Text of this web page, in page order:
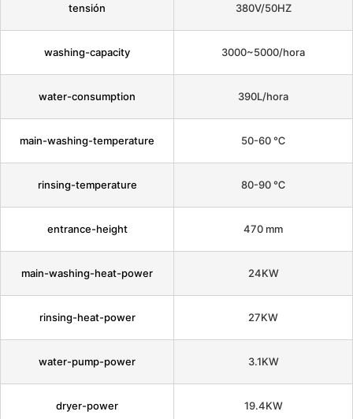
tensión 380V/50HZ
washing-capacity 3000~5000/hora
water-consumption 390L/hora
main-washing-temperature 50-60 ℃
rinsing-temperature 80-90 ℃
entrance-height 470 mm
main-washing-heat-power 24KW
rinsing-heat-power 27KW
water-pump-power 3.1KW
dryer-power 19.4KW